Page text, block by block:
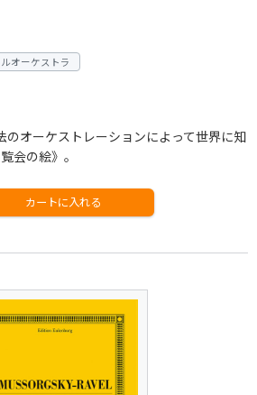
オーケストラ
のオーケストレーションによって世界に知
会の絵》。
カートに入れる